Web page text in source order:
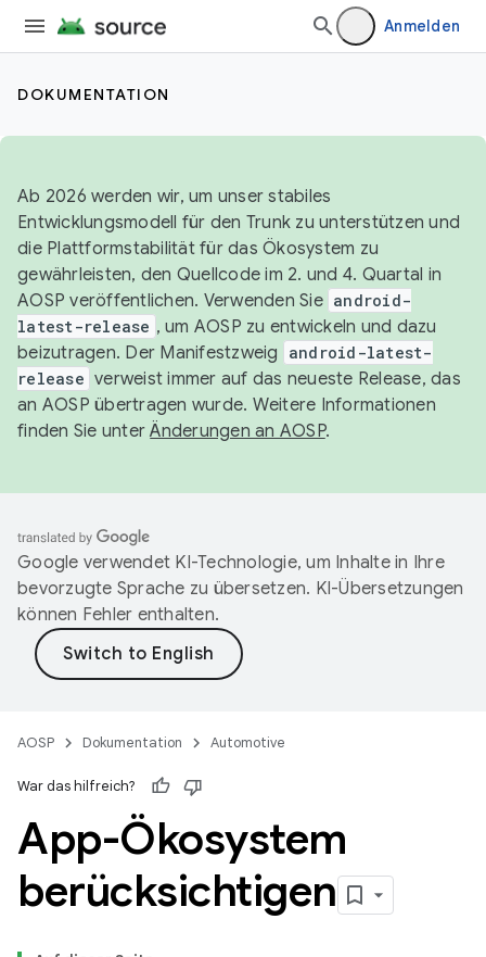
Anmelden
DOKUMENTATION
Ab 2026 werden wir, um unser stabiles
Entwicklungsmodell für den Trunk zu unterstützen und
die Plattformstabilität für das Ökosystem zu
gewährleisten, den Quellcode im 2. und 4. Quartal in
AOSP veröffentlichen. Verwenden Sie android-
latest-release , um AOSP zu entwickeln und dazu
beizutragen. Der Manifestzweig
android-latest-
release verweist immer auf das neueste Release, das
an AOSP übertragen wurde. Weitere Informationen
finden Sie unterÄnderungen an AOSP.
Google verwendet KI-Technologie, um Inhalte in Ihre
bevorzugte Sprache zu übersetzen. KI-Übersetzungen
können Fehler enthalten.
AOSP Dokumentation Automotive
War das hilfreich?
App-Ökosystem
berücksichtigen